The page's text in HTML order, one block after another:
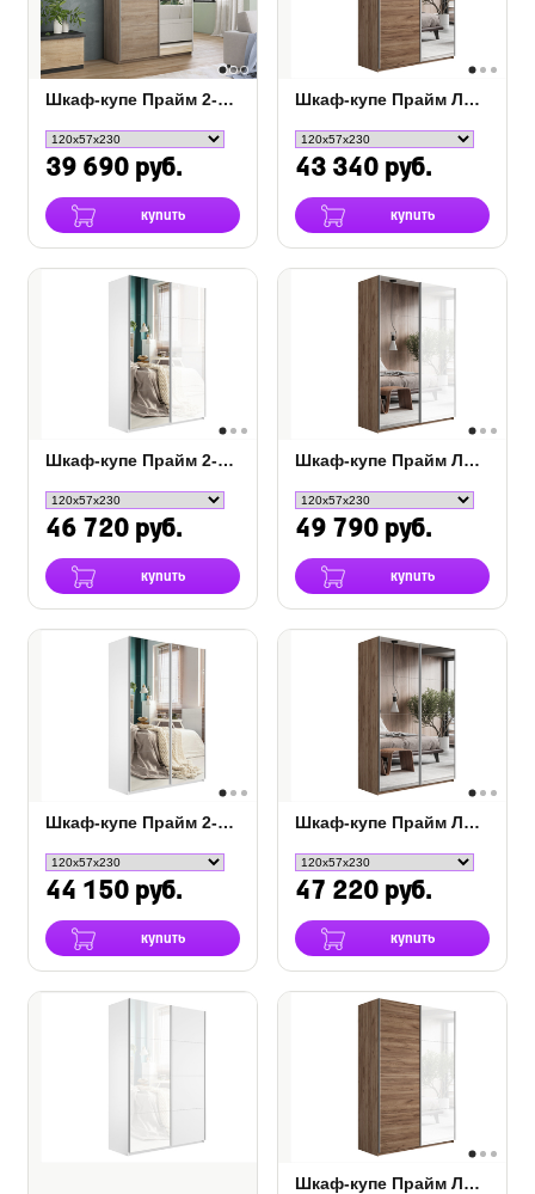
Шкаф-купе Прайм 2-х дверный (ЛДСП, зеркало)
39 690 руб.
купить
Шкаф-купе Прайм Люкс 2-х дверный (ЛДСП, зеркало)
43 340 руб.
купить
Шкаф-купе Прайм 2-х дверный (белое стекло, зеркало)
46 720 руб.
купить
Шкаф-купе Прайм Люкс 2-х дверный (стекло/зеркало)
49 790 руб.
купить
Шкаф-купе Прайм 2-х дверный (зеркало)
44 150 руб.
купить
Шкаф-купе Прайм Люкс 2-х дверный (зеркало)
47 220 руб.
купить
Шкаф-купе Прайм Люкс 2-х дверный (ЛДСП, стекло)